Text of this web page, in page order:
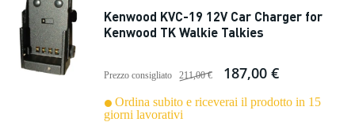
Kenwood KVC-19 12V Car Charger for
Kenwood TK Walkie Talkies
Prezzo consigliato 211,00 € 187,00 €
Ordina subito e riceverai il prodotto in 15
giorni lavorativi